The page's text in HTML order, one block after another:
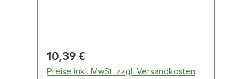
Regulärer Preis:
10,39 €
Preise inkl. MwSt. zzgl. Versandkosten